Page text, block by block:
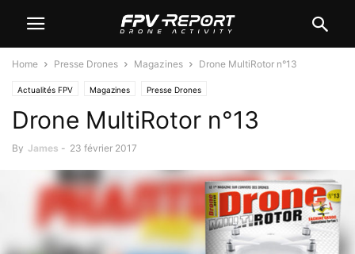
Home Presse Drones Magazines Drone MultiRotor n°13
Actualités FPV Magazines Presse Drones
Drone MultiRotor n°13
By James - 23 février 2017